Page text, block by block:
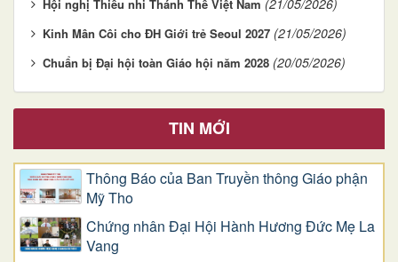
Hội nghị Thiếu nhi Thánh Thể Việt Nam
Kinh Mân Côi cho ĐH Giới trẻ Seoul 2027 (21/05/2026)
Chuẩn bị Đại hội toàn Giáo hội năm 2028 (20/05/2026)
TIN MỚI
Thông Báo của Ban Truyền thông Giáo phận
Mỹ Tho
Chứng nhân Đại Hội Hành Hương Đức Mẹ La
Vang